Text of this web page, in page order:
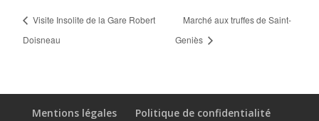
Visite Insolite de la Gare Robert
Doisneau
Marché aux truffes de Saint-
Geniès
Mentions légales Politique de confidentialité